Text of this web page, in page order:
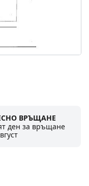
ВРЪЩАНЕ
ден за връщане